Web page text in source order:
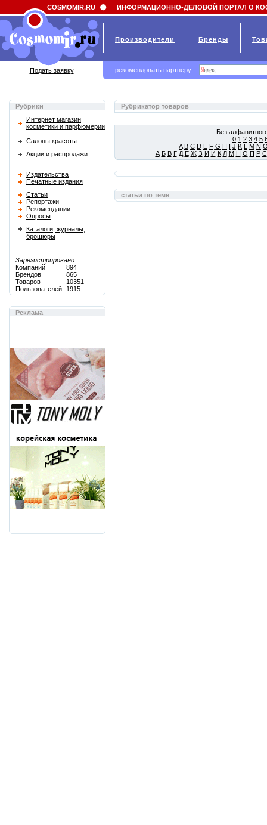
Field 'news_title' doesn't have a default value
Рубрики
Интернет магазин
косметики и парфюмерии
Салоны красоты
Акции и распродажи
Издательства
Печатные издания
Статьи
Репортажи
Рекомендации
Опросы
Каталоги, журналы,
брошюры
Зарегистрировано:
Компаний
894
Брендов
865
Товаров
10351
Пользователей
1915
Реклама
Рубрикатор товаров
Без
0 1 2 3 4 5
A B C D E F G H I J K L M N
А Б В Г Д Е Ж З И Й К Л М Н О П Р С
статьи по теме
COSMOMIR.RU ИНФОРМАЦИОННО-ДЕЛОВОЙ ПОРТАЛ О
Производители Бренды
Подать заявку рекомендовать партнеру